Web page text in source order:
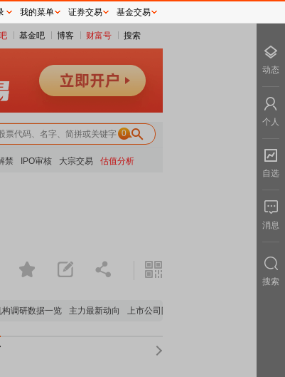
基金吧 博客 财富号 搜索
0
禁 IPO审核 大宗交易 估值分析
研数据一览 主力最新动向 上市公司限售股解禁一览
我的菜单 证券交易 基金交易
动态
个人
自选
消息
搜索